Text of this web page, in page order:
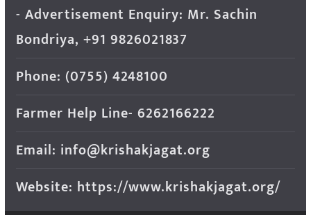
- Advertisement Enquiry: Mr. Sachin
Bondriya, +91 9826021837
Phone: (0755) 4248100
Farmer Help Line- 6262166222
Email: info@krishakjagat.org
Website: https://www.krishakjagat.org/